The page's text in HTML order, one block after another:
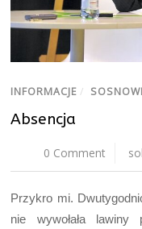
INFORMACJE /
Absencja
0 Comment
Przykro mi.
nie wywołała